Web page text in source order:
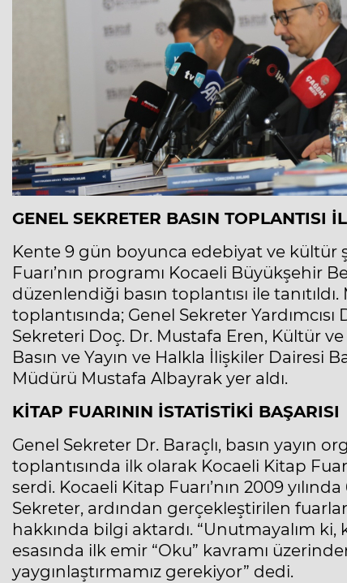
GENEL SEKRETER BASIN TOPLANTISI
Kente 9 gün boyunca edebiyat ve kültür
Fuarı’nın programı Kocaeli Büyükşehir
düzenlendiği basın toplantısı ile
toplantısında; Genel Sekreter
Sekreteri Doç. Dr. Mustafa Eren, Kültür
Basın ve Yayın ve Halkla İlişkiler Dairesi
Müdürü Mustafa Albayrak yer aldı.
KİTAP FUARININ İSTATİSTİKİ BAŞARISI
Genel Sekreter Dr. Baraçlı, basın yayın
toplantısında ilk olarak Kocaeli Kitap
serdi. Kocaeli Kitap Fuarı’nın 2009
Sekreter, ardından gerçekleştirilen
hakkında bilgi aktardı. “Unutmayalım
esasında ilk emir “Oku” kavramı
yaygınlaştırmamız gerekiyor” dedi.